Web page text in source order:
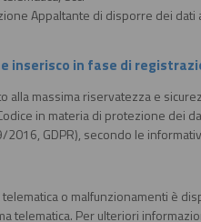
Appaltante di disporre dei
inserisco in fase di
alla massima riservatezza e
in materia di protezione
GDPR), secondo le
o malfunzionamenti è
telematica. Per ulteriori